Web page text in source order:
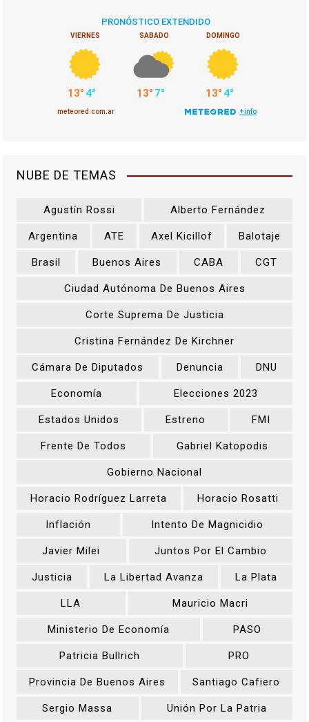
NUBE DE TEMAS
Agustín Rossi Alberto Fernández
Argentina ATE Axel Kicillof Balotaje
Brasil Buenos Aires CABA CGT
Ciudad Autónoma De Buenos Aires
Corte Suprema De Justicia
Cristina Fernández De Kirchner
Cámara De Diputados Denuncia DNU
Economía Elecciones 2023
Estados Unidos Estreno FMI
Frente De Todos Gabriel Katopodis
Gobierno Nacional
Horacio Rodríguez Larreta Horacio Rosatti
Inflación Intento De Magnicidio
Javier Milei Juntos Por El Cambio
Justicia La Libertad Avanza La Plata
LLA Mauricio Macri
Ministerio De Economía PASO
Patricia Bullrich PRO
Provincia De Buenos Aires Santiago Cafiero
Sergio Massa Unión Por La Patria